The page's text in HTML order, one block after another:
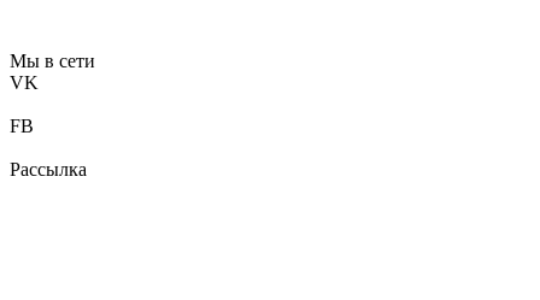
Мы в сети
VK
FB
Рассылка